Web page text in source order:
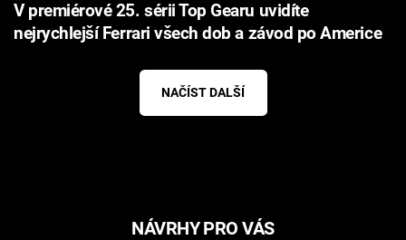
V premiérové 25. sérii Top Gearu uvidíte
nejrychlejší Ferrari všech dob a závod po Americe
NAČÍST DALŠÍ
NÁVRHY PRO VÁS